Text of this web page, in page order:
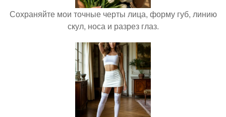
Сохраняйте мои точные черты лица, форму губ, линию
скул, носа и разрез глаз.